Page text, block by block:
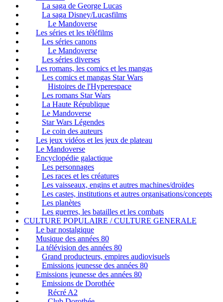
La saga de George Lucas
La saga Disney/Lucasfilms
Le Mandoverse
Les séries et les téléfilms
Les séries canons
Le Mandoverse
Les séries diverses
Les romans, les comics et les mangas
Les comics et mangas Star Wars
Histoires de l'Hyperespace
Les romans Star Wars
La Haute République
Le Mandoverse
Star Wars Légendes
Le coin des auteurs
Les jeux vidéos et les jeux de plateau
Le Mandoverse
Encyclopédie galactique
Les personnages
Les races et les créatures
Les vaisseaux, engins et autres machines/droïdes
Les castes, institutions et autres organisations/concepts
Les planètes
Les guerres, les batailles et les combats
CULTURE POPULAIRE / CULTURE GENERALE
Le bar nostalgique
Musique des années 80
La télévision des années 80
Grand producteurs, empires audiovisuels
Emissions jeunesse des années 80
Emissions jeunesse des années 80
Emissions de Dorothée
Récré A2